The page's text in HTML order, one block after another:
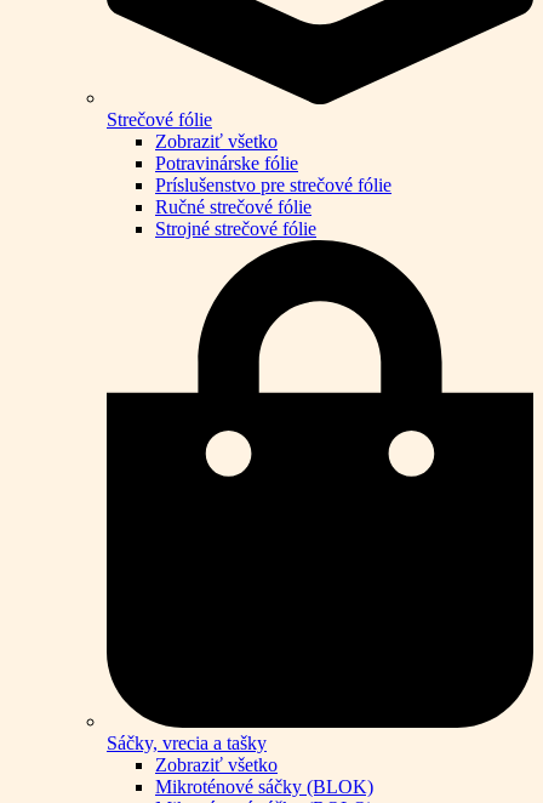
Strečové fólie
Zobraziť všetko
Potravinárske fólie
Príslušenstvo pre strečové fólie
Ručné strečové fólie
Strojné strečové fólie
Sáčky, vrecia a tašky
Zobraziť všetko
Mikroténové sáčky (BLOK)